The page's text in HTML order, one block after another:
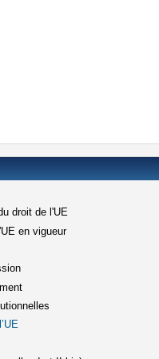
droit de l'UE
en vigueur
externe)
(le lien est externe)